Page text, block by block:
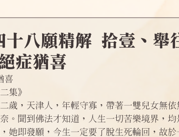
示
菩薩開示 其他
答 法訊活動 每天一句正能量
十八願精解 拾壹、舉
症猶喜
喜
集》
歲，天津人，年輕守寡，帶著一雙兒女無
。聞到佛法才知道，人生一切苦樂境界，均
她即發願，今生一定要了脫生死輪回，故於